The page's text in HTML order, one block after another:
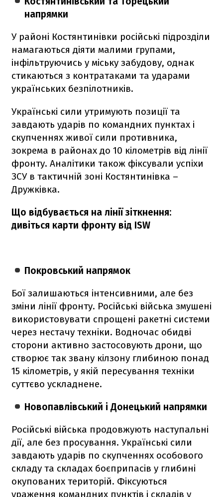
напрямки
У районі Костянтинівки російські підрозділи
намагаються діяти малими групами,
інфільтруючись у міську забудову, однак
стикаються з контратаками та ударами
українських безпілотників.
Українські сили утримують позиції та
завдають ударів по командних пунктах і
скупченнях живої сили противника,
зокрема в районах до 10 кілометрів від лінії
фронту. Аналітики також фіксували успіхи
ЗСУ в тактичній зоні Костянтинівка –
Дружківка.
Що відбувається на лінії зіткнення:
дивіться карти фронту від ISW
Покровський напрямок
Бої залишаються інтенсивними, але без
зміни лінії фронту. Російські війська змушені
використовувати спрощені ракетні системи
через нестачу техніки. Водночас обидві
сторони активно застосовують дрони, що
створює так звану кілзону глибиною понад
15 кілометрів, у якій пересування техніки
суттєво ускладнене.
Новопавлівський і Донецький напрямки
Російські війська продовжують наступальні
дії, але без просування. Українські сили
завдають ударів по скупченнях особового
складу та складах боєприпасів у глибині
окупованих територій. Фіксуються
ураження командних пунктів і складів у